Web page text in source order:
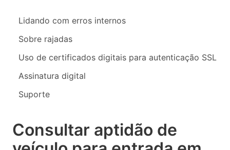
Lidando com erros internos
Sobre rajadas
Uso de certificados digitais para autenticação SSL
Assinatura digital
Suporte
Consultar aptidão de